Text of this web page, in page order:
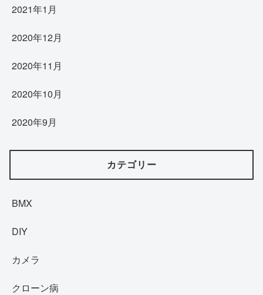
2021年1月
2020年12月
2020年11月
2020年10月
2020年9月
カテゴリー
BMX
DIY
カメラ
クローン病